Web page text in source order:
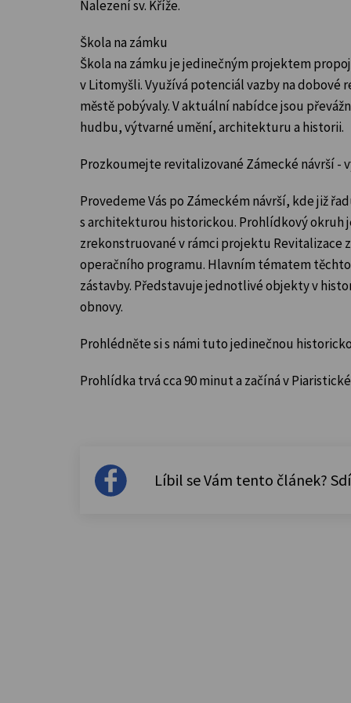
Nalezení sv. Kříže.
Škola na zámku
Škola na zámku je jedinečným projektem
v Litomyšli. Využívá potenciál vazby na
městě pobývaly. V aktuální nabídce jsou
hudbu, výtvarné umění, architekturu a historii.
Prozkoumejte revitalizované Zámecké návrší
Provedeme Vás po Zámeckém návrší, kde již
s architekturou historickou. Prohlídkový okruh
zrekonstruované v rámci projektu Revitalizace
operačního programu. Hlavním tématem
zástavby. Představuje jednotlivé objekty v
obnovy.
Prohlédněte si s námi tuto jedinečnou
Prohlídka trvá cca 90 minut a začíná v
Líbil se Vám tento článek?